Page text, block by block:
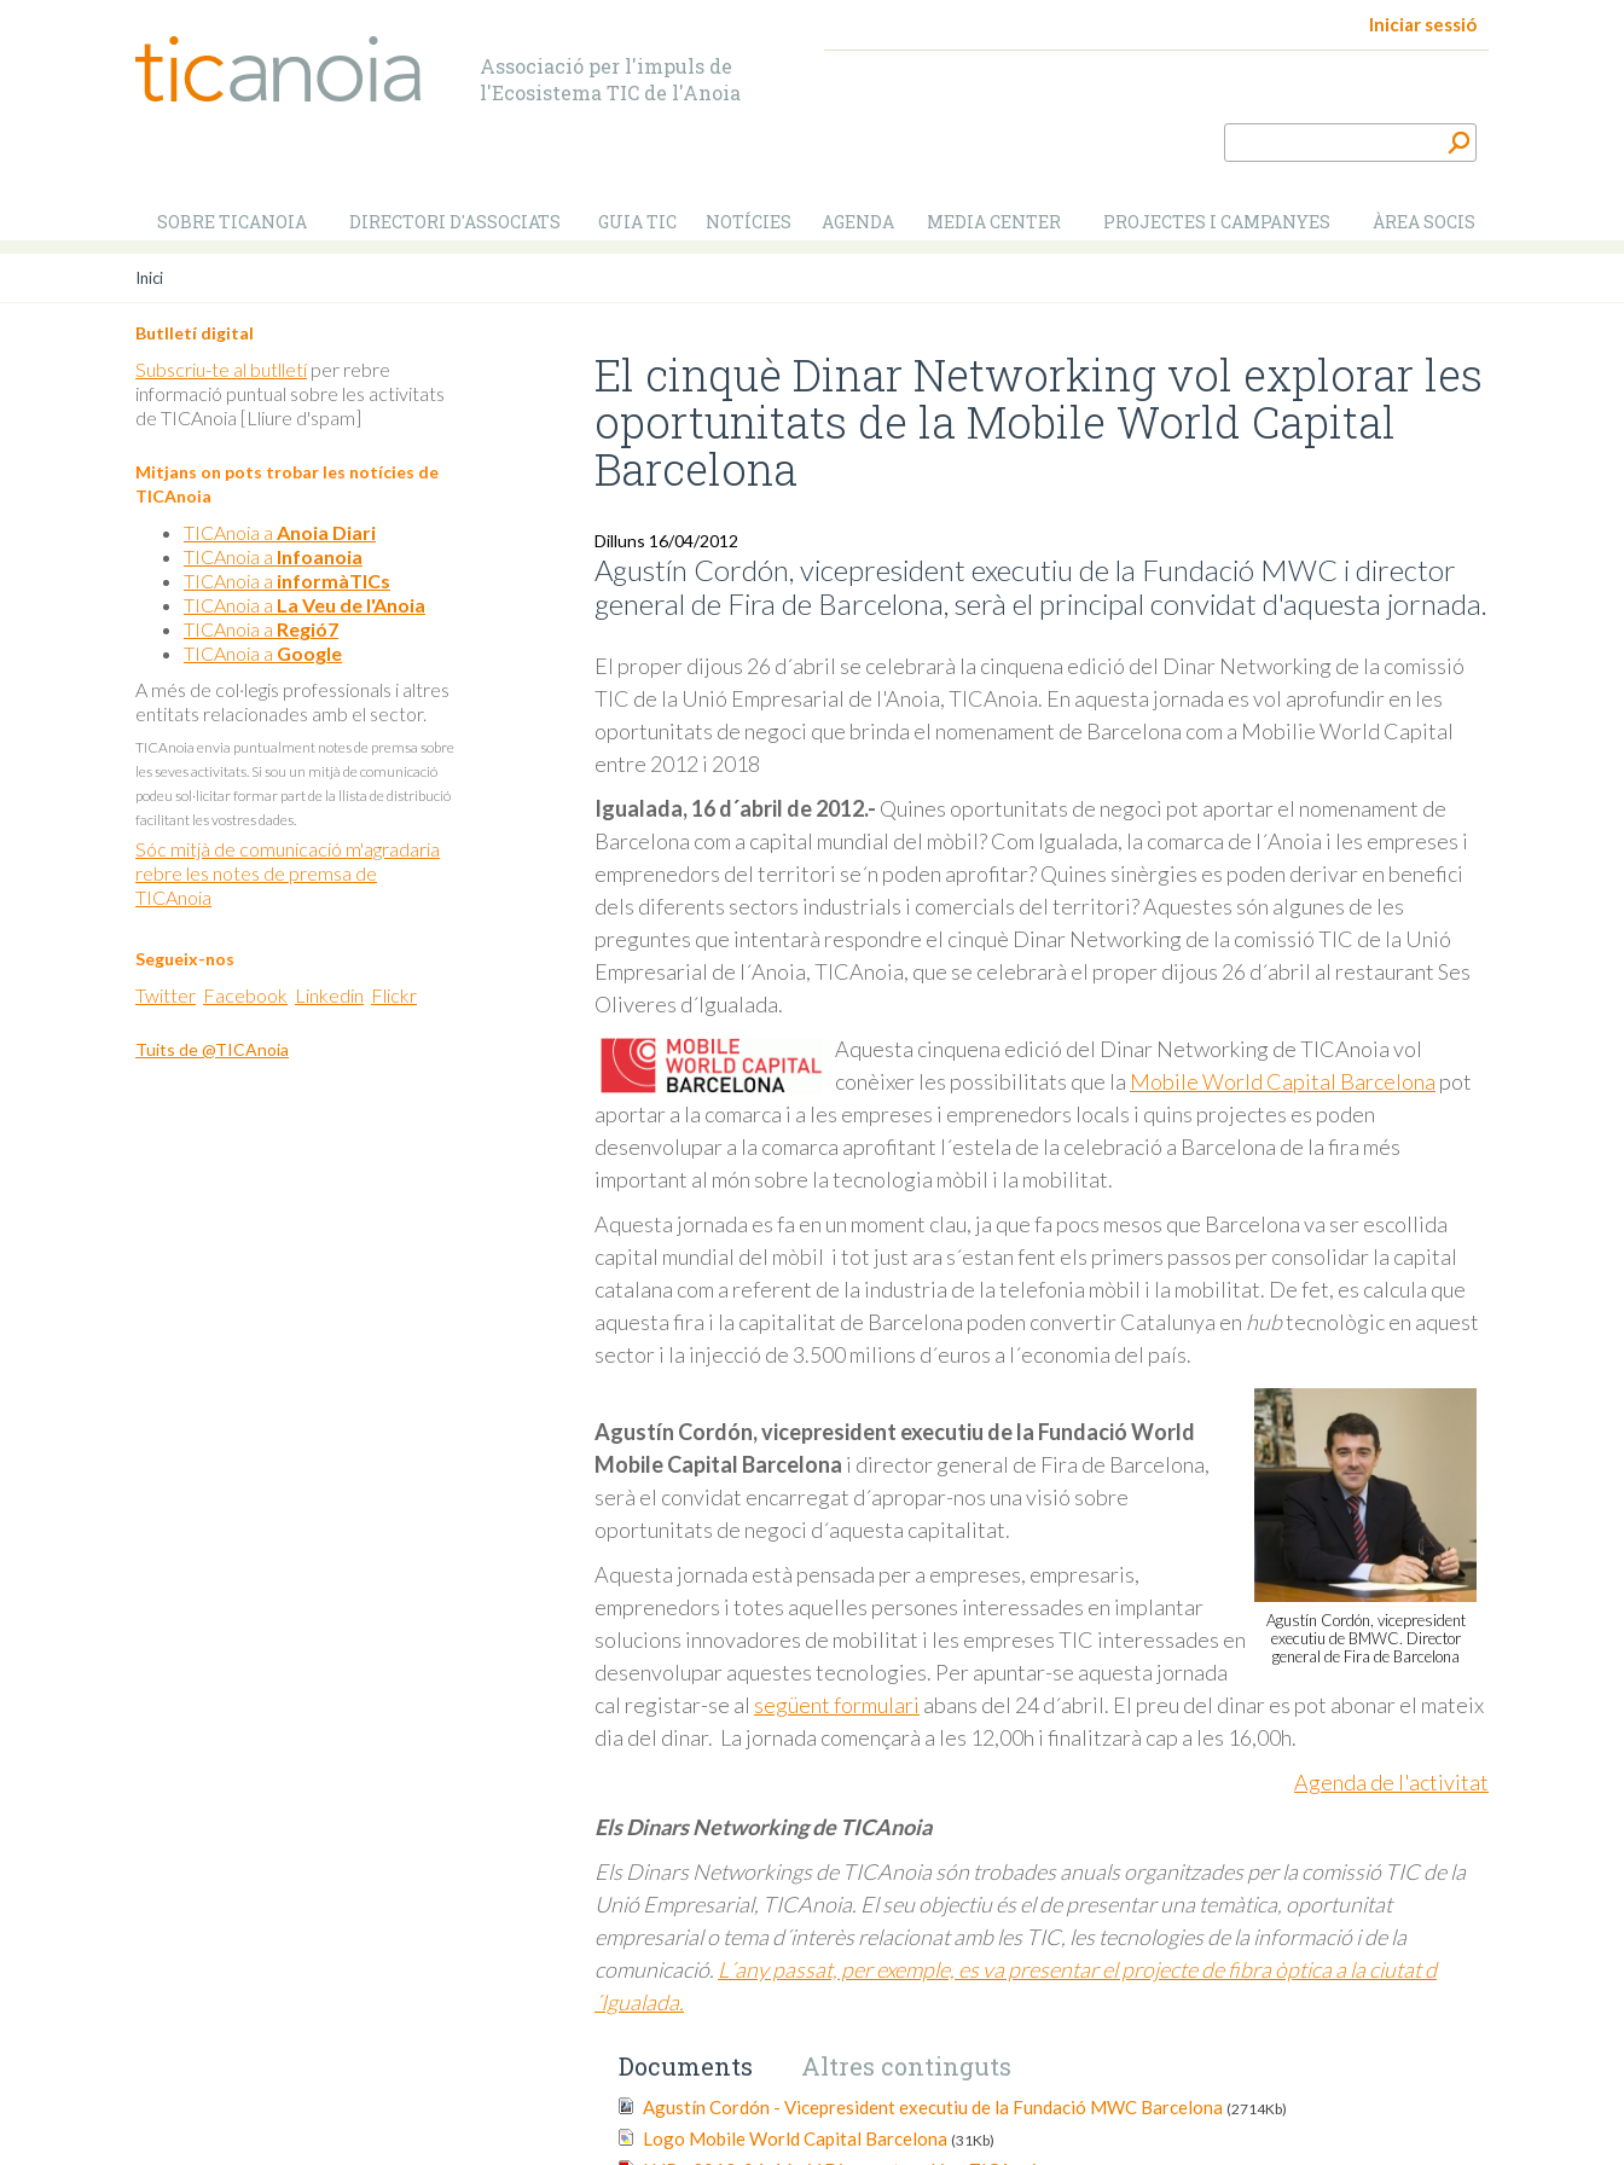
Associació per l'impuls de
l'Ecosistema TIC de l'Anoia
Iniciar sessió
SOBRE TICANOIA DIRECTORI D'ASSOCIATS GUIA TIC NOTÍCIES AGENDA MEDIA CENTER PROJECTES I CAMPANYES ÀREA SOCIS
Inici
Butlletí digital
Subscriu-te al butlletí per rebre
informació puntual sobre les activitats
de TICAnoia [Lliure d'spam]
Mitjans on pots trobar les notícies de
TICAnoia
TICAnoia a Anoia Diari
TICAnoia a Infoanoia
TICAnoia a informàTICs
TICAnoia a La Veu de l'Anoia
TICAnoia a Regió7
TICAnoia a Google
A més de col·legis professionals i altres
entitats relacionades amb el sector.
TICAnoia envia puntualment notes de premsa sobre
les seves activitats. Si sou un mitjà de comunicació
podeu sol·licitar formar part de la llista de distribució
facilitant les vostres dades.
Sóc mitjà de comunicació m'agradaria
rebre les notes de premsa de
TICAnoia
Segueix-nos
Twitter Facebook Linkedin Flickr
Tuits de @TICAnoia
El cinquè Dinar Networking vol explorar les
oportunitats de la Mobile World Capital
Barcelona
Dilluns 16/04/2012
Agustín Cordón, vicepresident executiu de la Fundació MWC i director
general de Fira de Barcelona, serà el principal convidat d'aquesta jornada.
El proper dijous 26 d´abril se celebrarà la cinquena edició del Dinar Networking de la comissió
TIC de la Unió Empresarial de l'Anoia, TICAnoia. En aquesta jornada es vol aprofundir en les
oportunitats de negoci que brinda el nomenament de Barcelona com a Mobilie World Capital
entre 2012 i 2018
Igualada, 16 d´abril de 2012.- Quines oportunitats de negoci pot aportar el nomenament de
Barcelona com a capital mundial del mòbil? Com Igualada, la comarca de l´Anoia i les empreses i
emprenedors del territori se´n poden aprofitar? Quines sinèrgies es poden derivar en benefici
dels diferents sectors industrials i comercials del territori? Aquestes són algunes de les
preguntes que intentarà respondre el cinquè Dinar Networking de la comissió TIC de la Unió
Empresarial de l´Anoia, TICAnoia, que se celebrarà el proper dijous 26 d´abril al restaurant Ses
Oliveres d´Igualada.
Aquesta cinquena edició del Dinar Networking de TICAnoia vol
conèixer les possibilitats que la Mobile World Capital Barcelona pot
aportar a la comarca i a les empreses i emprenedors locals i quins projectes es poden
desenvolupar a la comarca aprofitant l´estela de la celebració a Barcelona de la fira més
important al món sobre la tecnologia mòbil i la mobilitat.
Aquesta jornada es fa en un moment clau, ja que fa pocs mesos que Barcelona va ser escollida
capital mundial del mòbil i tot just ara s´estan fent els primers passos per consolidar la capital
catalana com a referent de la industria de la telefonia mòbil i la mobilitat. De fet, es calcula que
aquesta fira i la capitalitat de Barcelona poden convertir Catalunya en hubtecnològic en aquest
sector i la injecció de 3.500 milions d´euros a l´economia del país.
Agustín Cordón, vicepresident
executiu de BMWC. Director
general de Fira de Barcelona
Agustín Cordón, vicepresident executiu de la Fundació World
Mobile Capital Barcelona i director general de Fira de Barcelona,
serà el convidat encarregat d´apropar-nos una visió sobre
oportunitats de negoci d´aquesta capitalitat.
Aquesta jornada està pensada per a empreses, empresaris,
emprenedors i totes aquelles persones interessades en implantar
solucions innovadores de mobilitat i les empreses TIC interessades en
desenvolupar aquestes tecnologies. Per apuntar-se aquesta jornada
cal registar-se al següent formulari abans del 24 d´abril. El preu del dinar es pot abonar el mateix
dia del dinar. La jornada començarà a les 12,00h i finalitzarà cap a les 16,00h.
Agenda de l'activitat
Els Dinars Networking de TICAnoia
Els Dinars Networkings de TICAnoia són trobades anuals organitzades per la comissió TIC de la
Unió Empresarial, TICAnoia. El seu objectiu és el de presentar una temàtica, oportunitat
empresarial o tema d´interès relacionat amb les TIC, les tecnologies de la informació i de la
comunicació. L´any passat, per exemple, es va presentar el projecte de fibra òptica a la ciutat d
´Igualada.
Documents Altres continguts
Agustín Cordón - Vicepresident executiu de la Fundació MWC Barcelona (2714Kb)
Logo Mobile World Capital Barcelona (31Kb)